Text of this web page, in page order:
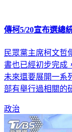
傳柯5/20宣布選總
民眾黨主席柯文哲
書也已經初步完成
未來還要展開一系
部有舉行過相關的
政治